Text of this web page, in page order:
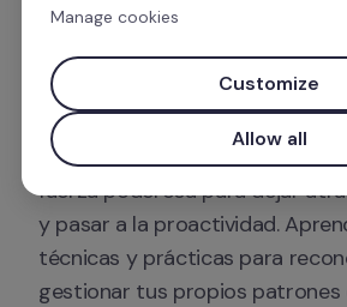
descubierto que desarrollar esa
la clave de los líderes más
En este episodio descubre
autoconciencia puede
fuerza poderosa para dejar
y pasar a la proactividad.
técnicas y prácticas para
gestionar tus propios patrones
Manage cookies
Customize
Allow all